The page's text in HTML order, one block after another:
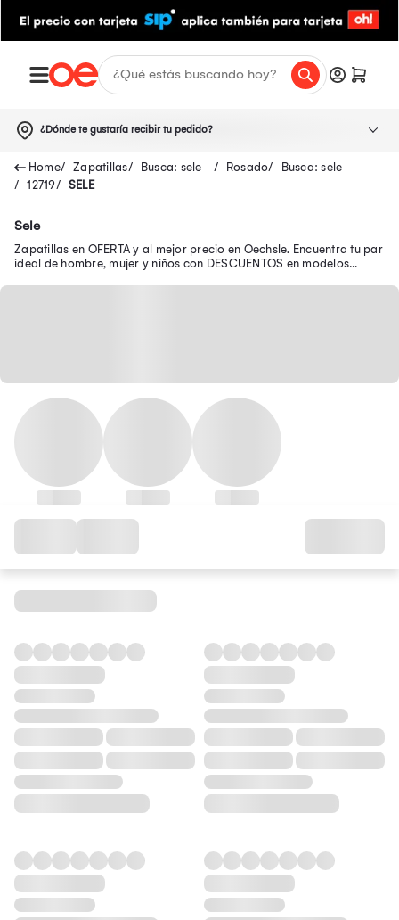
¿Dónde te gustaría recibir tu pedido?
Zapatillas Busca: sele Rosado
Busca: sele
12719
SELE
Sele
Zapatillas en OFERTA y al mejor precio en Oechsle. Encuentra tu par
ideal de hombre, mujer y niños con DESCUENTOS en modelos